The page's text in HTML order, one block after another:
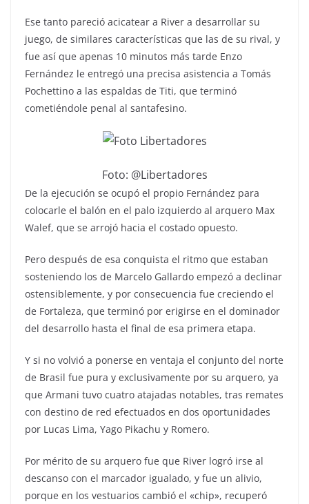
Ese tanto pareció acicatear a River a desarrollar su
juego, de similares características que las de su rival, y
fue así que apenas 10 minutos más tarde Enzo
Fernández le entregó una precisa asistencia a Tomás
Pochettino a las espaldas de Titi, que terminó
cometiéndole penal al santafesino.
Foto: @Libertadores
De la ejecución se ocupó el propio Fernández para
colocarle el balón en el palo izquierdo al arquero Max
Walef, que se arrojó hacia el costado opuesto.
Pero después de esa conquista el ritmo que estaban
sosteniendo los de Marcelo Gallardo empezó a declinar
ostensiblemente, y por consecuencia fue creciendo el
de Fortaleza, que terminó por erigirse en el dominador
del desarrollo hasta el final de esa primera etapa.
Y si no volvió a ponerse en ventaja el conjunto del norte
de Brasil fue pura y exclusivamente por su arquero, ya
que Armani tuvo cuatro atajadas notables, tras remates
con destino de red efectuados en dos oportunidades
por Lucas Lima, Yago Pikachu y Romero.
Por mérito de su arquero fue que River logró irse al
descanso con el marcador igualado, y fue un alivio,
porque en los vestuarios cambió el «chip», recuperó